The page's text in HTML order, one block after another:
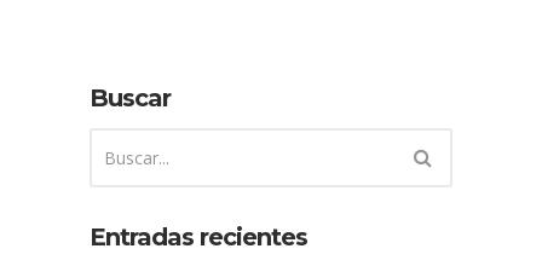
Buscar
Entradas recientes